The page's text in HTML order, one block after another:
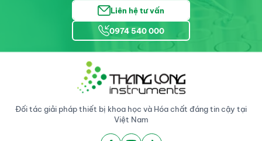
Liên hệ tư vấn
0974 540 000
Đối tác giải pháp thiết bị khoa học và Hóa chất đáng tin cậy tại
Việt Nam